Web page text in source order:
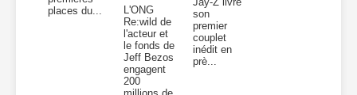
places du...
L'ONG
Re:wild de
l'acteur et
le fonds de
Jeff Bezos
engagent
200
son
premier
couplet
inédit en
prè...